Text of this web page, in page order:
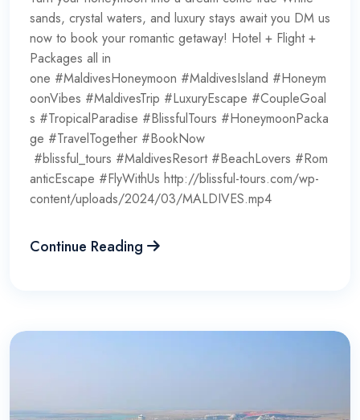
sands, crystal waters, and luxury stays await you DM us
now to book your romantic getaway! Hotel + Flight +
Packages all in
one #MaldivesHoneymoon #MaldivesIsland #Honeym
oonVibes #MaldivesTrip #LuxuryEscape #CoupleGoal
s #TropicalParadise #BlissfulTours #HoneymoonPacka
ge #TravelTogether #BookNow
#blissful_tours #MaldivesResort #BeachLovers #Rom
anticEscape #FlyWithUs http://blissful-tours.com/wp-
content/uploads/2024/03/MALDIVES.mp4
Continue Reading